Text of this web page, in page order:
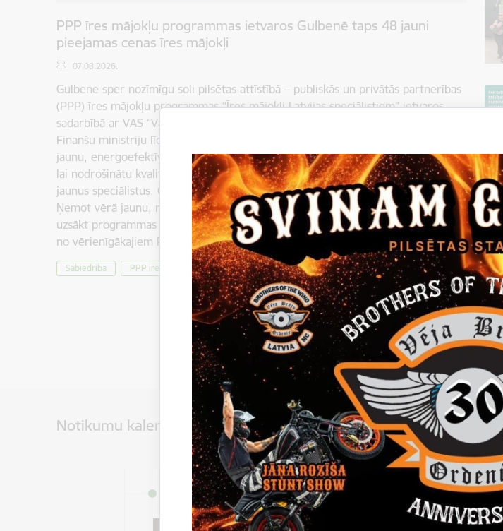
PPP īres mājokļu programmas ietvaros Gulbenē taps 48 jauni
pieejamas cenas īres mājokļi
07.08.2026.
Gulbene sper nozīmīgu soli pilsētas attīstībā – publiskās un privātās partnerības
(PPP) īres mājokļu programmas “Īres mājokļi Latvijas speciālistiem” ietvaros
sadarbībā ar VAS “Valsts nekustamie īpašumi” (VNĪ) un Latvijas Republikas
Finanšu ministriju līdz 2030. gadam Gulbenē, Malienas ielā 2 plānots izbūvēt
jaunu, energoefektīvu ēku ar 48 pieejamas cenas īres mājokļiem. Tie paredzēti,
lai nodrošinātu kvalitatīvu dzīves vidi jaunajām ģimenēm un piesaistītu pilsētai
jaunus speciālistus. Gulbenes pilsētas stāsts PPP mājokļu programmā skatāms:
Ņemot vērā jaunu, mūsdienīgu, kvalitatīvu dzīvokļu trūkumu, valdība nolēmusi
uzsākt programmas "Īres mājokļi profesionāļiem Latvijā" īstenošanu. Tas ir viens
no vērienīgākajiem PPP mājokļu attīstības…
Sabiedrība PPP īres mājokļu programma
Visi jaunumi
Notikumu kalendārs
Datums
8. augusts, 2026
Laiks
Visu dienu